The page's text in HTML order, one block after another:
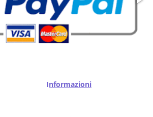
Informazioni